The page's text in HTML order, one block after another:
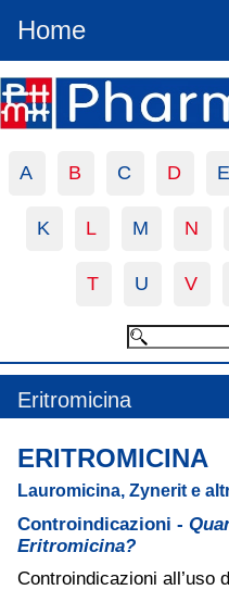
Home
A B C D E
K L M N
T U V
Eritromicina
ERITROMICINA
Lauromicina, Zynerit e
Controindicazioni -
Eritromicina?
Controindicazioni all’uso